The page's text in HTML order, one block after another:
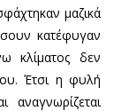
μαζικά
κατέφυγαν
κλίματος δεν
Έτσι η φυλή
αναγνωρίζεται